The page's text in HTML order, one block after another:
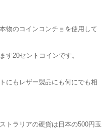
物のコインコンチョを使用して
す20セントコインです。
にもレザー製品にも何にでも相
トラリアの硬貨は日本の500円玉